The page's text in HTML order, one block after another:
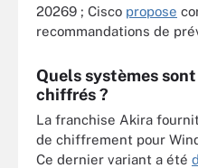
20269 ; Cisco propose
recommandations de
Quels systèmes
chiffrés ?
La franchise Akira
de chiffrement pour
Ce dernier variant a été